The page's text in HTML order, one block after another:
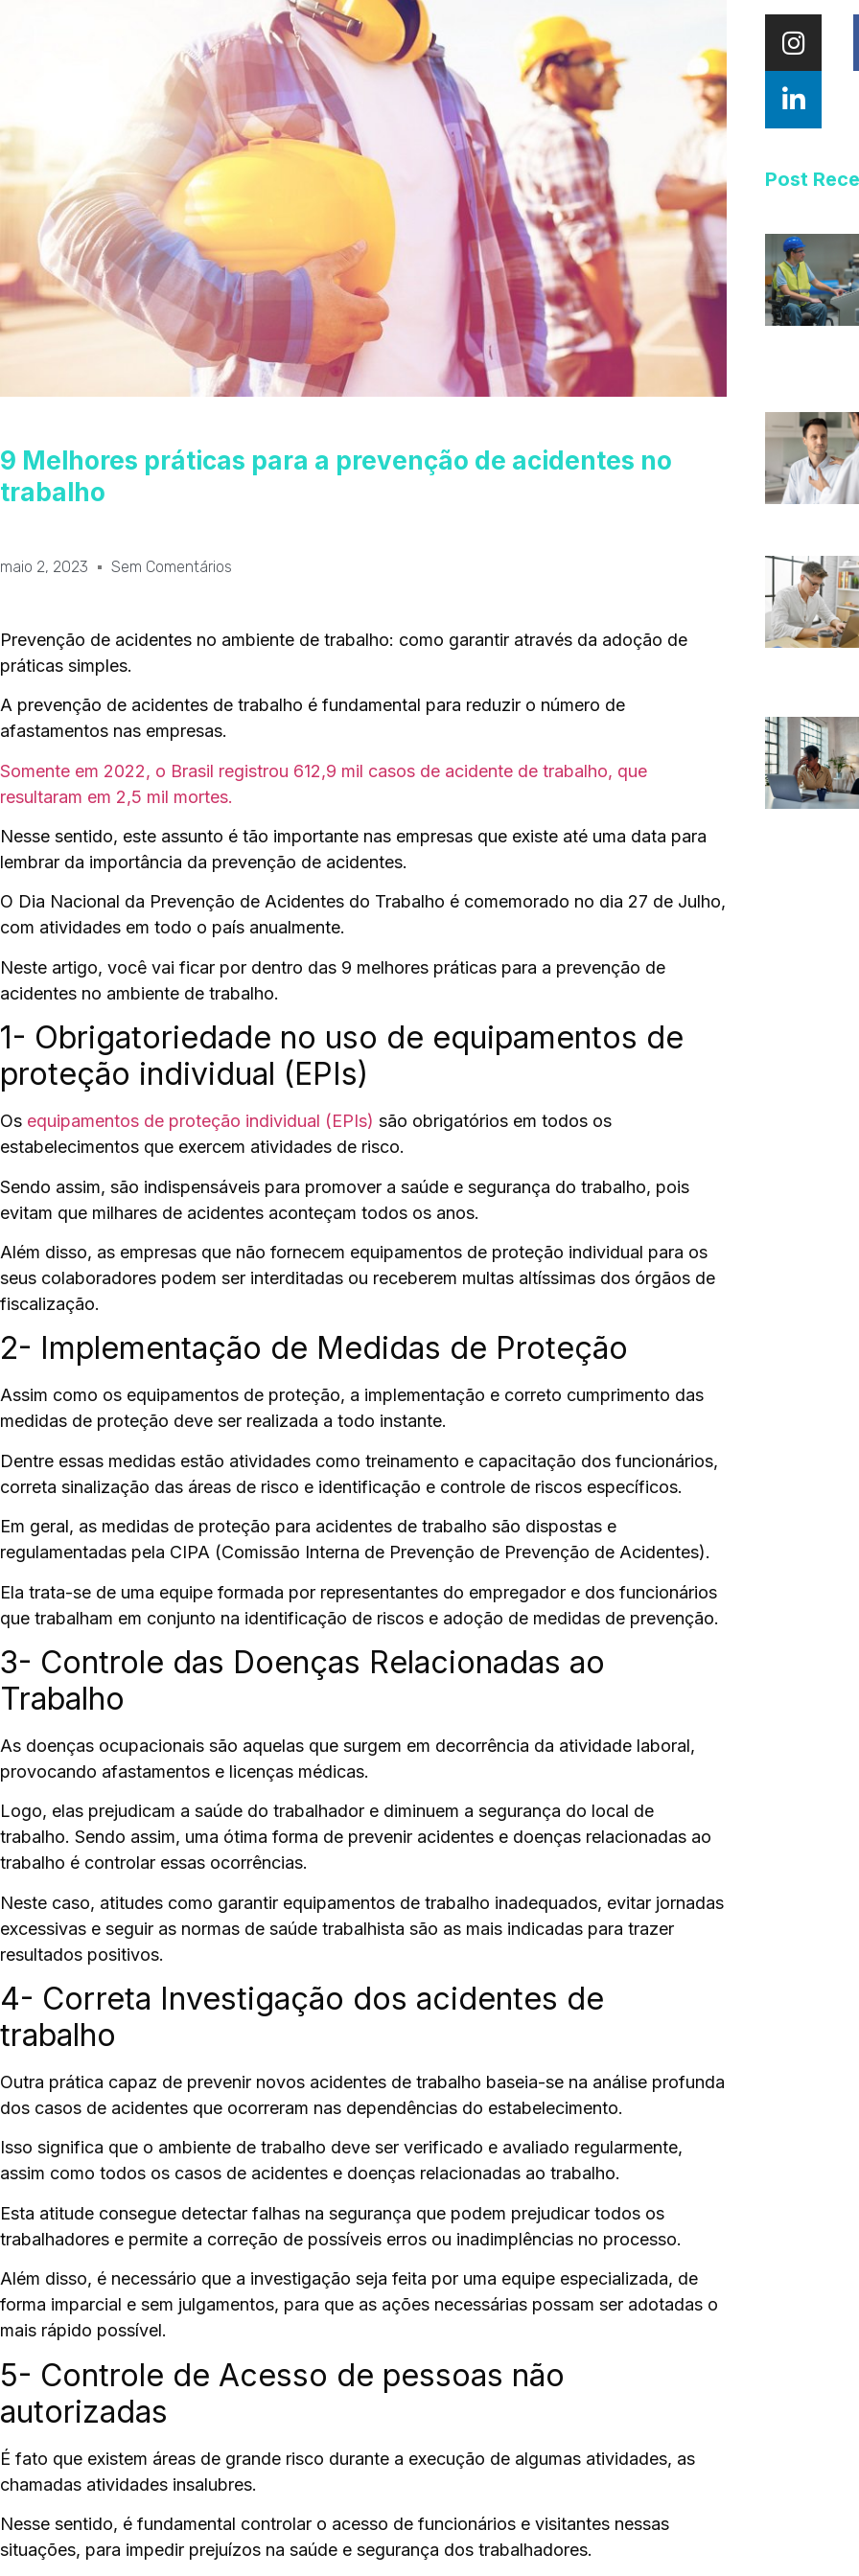
9 Melhores práticas para a prevenção de acidentes no
trabalho
maio 2, 2023 Sem Comentários
Prevenção de acidentes no ambiente de trabalho: como garantir através da adoção de
práticas simples.
A prevenção de acidentes de trabalho é fundamental para reduzir o número de
afastamentos nas empresas.
Somente em 2022, o Brasil registrou 612,9 mil casos de acidente de trabalho, que
resultaram em 2,5 mil mortes.
Nesse sentido, este assunto é tão importante nas empresas que existe até uma data para
lembrar da importância da prevenção de acidentes.
O Dia Nacional da Prevenção de Acidentes do Trabalho é comemorado no dia 27 de Julho,
com atividades em todo o país anualmente.
Neste artigo, você vai ficar por dentro das 9 melhores práticas para a prevenção de
acidentes no ambiente de trabalho.
1- Obrigatoriedade no uso de equipamentos de
proteção individual (EPIs)
Os equipamentos de proteção individual (EPIs) são obrigatórios em todos os
estabelecimentos que exercem atividades de risco.
Sendo assim, são indispensáveis para promover a saúde e segurança do trabalho, pois
evitam que milhares de acidentes aconteçam todos os anos.
Além disso, as empresas que não fornecem equipamentos de proteção individual para os
seus colaboradores podem ser interditadas ou receberem multas altíssimas dos órgãos de
fiscalização.
2- Implementação de Medidas de Proteção
Assim como os equipamentos de proteção, a implementação e correto cumprimento das
medidas de proteção deve ser realizada a todo instante.
Dentre essas medidas estão atividades como treinamento e capacitação dos funcionários,
correta sinalização das áreas de risco e identificação e controle de riscos específicos.
Em geral, as medidas de proteção para acidentes de trabalho são dispostas e
regulamentadas pela CIPA (Comissão Interna de Prevenção de Prevenção de Acidentes).
Ela trata-se de uma equipe formada por representantes do empregador e dos funcionários
que trabalham em conjunto na identificação de riscos e adoção de medidas de prevenção.
3- Controle das Doenças Relacionadas ao
Trabalho
As doenças ocupacionais são aquelas que surgem em decorrência da atividade laboral,
provocando afastamentos e licenças médicas.
Logo, elas prejudicam a saúde do trabalhador e diminuem a segurança do local de
trabalho. Sendo assim, uma ótima forma de prevenir acidentes e doenças relacionadas ao
trabalho é controlar essas ocorrências.
Neste caso, atitudes como garantir equipamentos de trabalho inadequados, evitar jornadas
excessivas e seguir as normas de saúde trabalhista são as mais indicadas para trazer
resultados positivos.
4- Correta Investigação dos acidentes de
trabalho
Outra prática capaz de prevenir novos acidentes de trabalho baseia-se na análise profunda
dos casos de acidentes que ocorreram nas dependências do estabelecimento.
Isso significa que o ambiente de trabalho deve ser verificado e avaliado regularmente,
assim como todos os casos de acidentes e doenças relacionadas ao trabalho.
Esta atitude consegue detectar falhas na segurança que podem prejudicar todos os
trabalhadores e permite a correção de possíveis erros ou inadimplências no processo.
Além disso, é necessário que a investigação seja feita por uma equipe especializada, de
forma imparcial e sem julgamentos, para que as ações necessárias possam ser adotadas o
mais rápido possível.
5- Controle de Acesso de pessoas não
autorizadas
É fato que existem áreas de grande risco durante a execução de algumas atividades, as
chamadas atividades insalubres.
Nesse sentido, é fundamental controlar o acesso de funcionários e visitantes nessas
situações, para impedir prejuízos na saúde e segurança dos trabalhadores.
Post